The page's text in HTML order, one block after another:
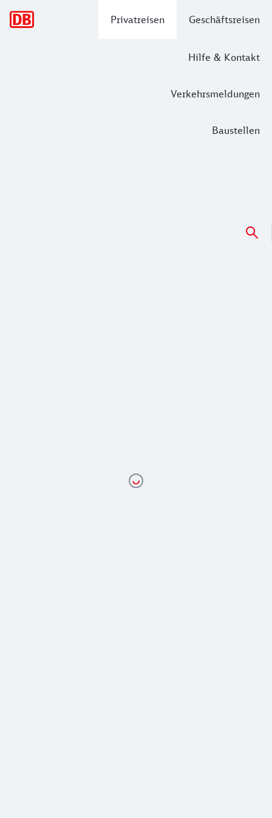
Privatreisen Geschäftsreisen
Hilfe & Kontakt
Verkehrsmeldungen
Baustellen